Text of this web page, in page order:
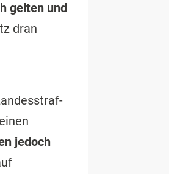
gelten und
dran
jedoch